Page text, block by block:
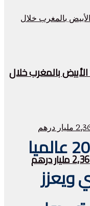
بالمغرب خلال
المغرب ضمن أفضل 20 عالميا
ويعزز